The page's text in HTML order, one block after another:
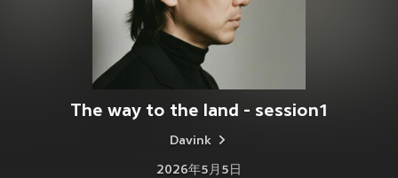
The way to the land - session1
Davink
2026年5月5日